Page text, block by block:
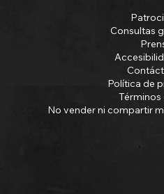
Consultas
Política de
Términos
No vender ni compartir